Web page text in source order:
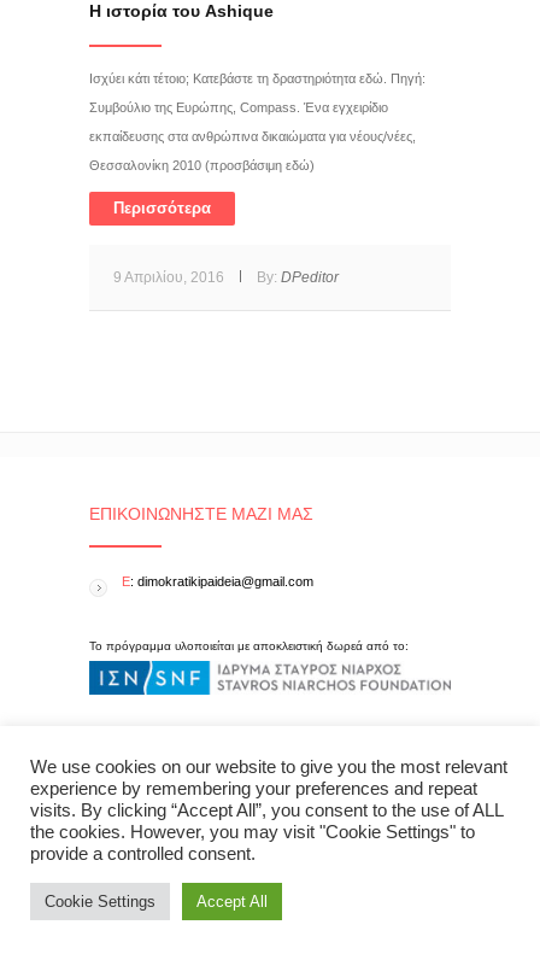
Η ιστορία του Ashique
Ισχύει κάτι τέτοιο; Κατεβάστε τη δραστηριότητα εδώ. Πηγή:
Συμβούλιο της Ευρώπης, Compass. Ένα εγχειρίδιο
εκπαίδευσης στα ανθρώπινα δικαιώματα για νέους/νέες,
Θεσσαλονίκη 2010 (προσβάσιμη εδώ)
Περισσότερα
9 Απριλίου, 2016 By: DPeditor
ΕΠΙΚΟΙΝΩΝΉΣΤΕ ΜΑΖΊ ΜΑΣ
E: dimokratikipaideia@gmail.com
Το πρόγραμμα υλοποιείται με αποκλειστική δωρεά από το:
We use cookies on our website to give you the most relevant
experience by remembering your preferences and repeat
visits. By clicking “Accept All”, you consent to the use of ALL
the cookies. However, you may visit "Cookie Settings" to
provide a controlled consent.
Cookie Settings Accept All